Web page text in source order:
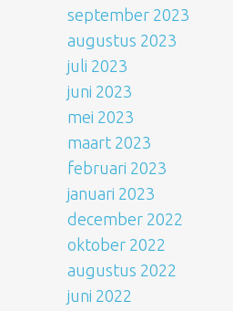
september 2023
augustus 2023
juli 2023
juni 2023
mei 2023
maart 2023
februari 2023
januari 2023
december 2022
oktober 2022
augustus 2022
juni 2022